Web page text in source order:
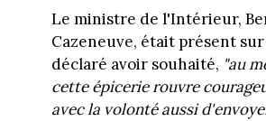
Le ministre de l'Intérieur,
Cazeneuve, était présent
déclaré avoir souhaité, "au
cette épicerie rouvre
avec la volonté aussi